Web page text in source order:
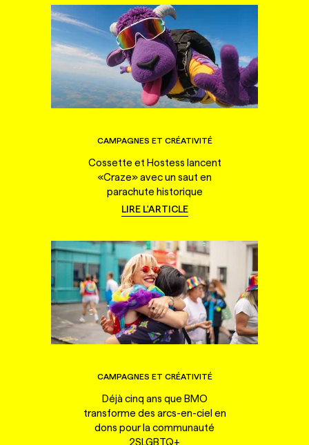
CAMPAGNES ET CRÉATIVITÉ
Cossette et Hostess lancent
«Craze» avec un saut en
parachute historique
LIRE L'ARTICLE
CAMPAGNES ET CRÉATIVITÉ
Déjà cinq ans que BMO
transforme des arcs-en-ciel en
dons pour la communauté
2SLGBTQ+